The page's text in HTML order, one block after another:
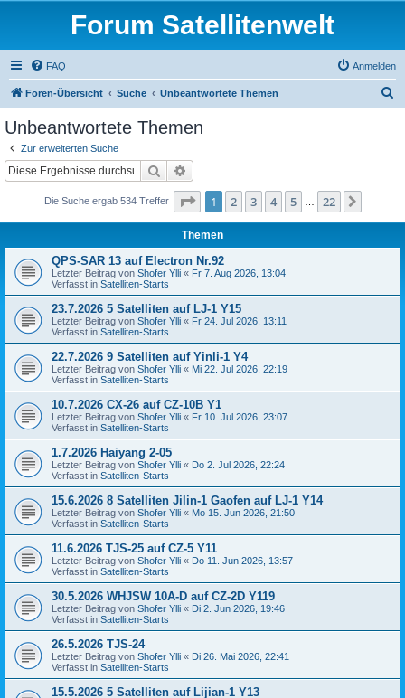
Forum Satellitenwelt
FAQ Anmelden
Foren-Übersicht Suche Unbeantwortete Themen
Unbeantwortete Themen
Zur erweiterten Suche
Suche
Die Suche ergab 534 Treffer Seite 1von 22
1 2 3 4 5 22
Themen
QPS-SAR 13 auf Electron Nr.92
Letzter Beitrag von Shofer Ylli « Fr 7. Aug 2026, 13:04
Verfasst in Satelliten-Starts
23.7.2026 5 Satelliten auf LJ-1 Y15
Letzter Beitrag von Shofer Ylli « Fr 24. Jul 2026, 13:11
Verfasst in Satelliten-Starts
22.7.2026 9 Satelliten auf Yinli-1 Y4
Letzter Beitrag von Shofer Ylli « Mi 22. Jul 2026, 22:19
Verfasst in Satelliten-Starts
10.7.2026 CX-26 auf CZ-10B Y1
Letzter Beitrag von Shofer Ylli « Fr 10. Jul 2026, 23:07
Verfasst in Satelliten-Starts
1.7.2026 Haiyang 2-05
Letzter Beitrag von Shofer Ylli « Do 2. Jul 2026, 22:24
Verfasst in Satelliten-Starts
15.6.2026 8 Satelliten Jilin-1 Gaofen auf LJ-1 Y14
Letzter Beitrag von Shofer Ylli « Mo 15. Jun 2026, 21:50
Verfasst in Satelliten-Starts
11.6.2026 TJS-25 auf CZ-5 Y11
Letzter Beitrag von Shofer Ylli « Do 11. Jun 2026, 13:57
Verfasst in Satelliten-Starts
30.5.2026 WHJSW 10A-D auf CZ-2D Y119
Letzter Beitrag von Shofer Ylli « Di 2. Jun 2026, 19:46
Verfasst in Satelliten-Starts
26.5.2026 TJS-24
Letzter Beitrag von Shofer Ylli « Di 26. Mai 2026, 22:41
Verfasst in Satelliten-Starts
15.5.2026 5 Satelliten auf Lijian-1 Y13